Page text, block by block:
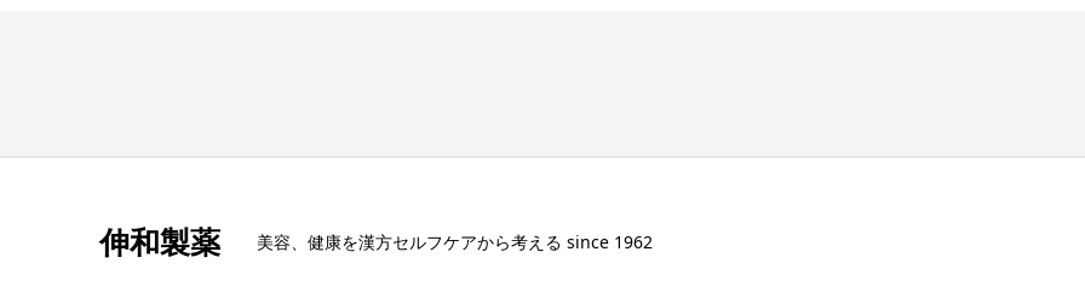
伸和製薬 美容、健康を漢方セルフケアから考える since 1962